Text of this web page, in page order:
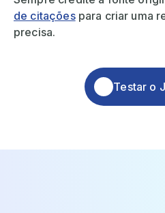
de citaçõespara criar uma
precisa.
Testar o